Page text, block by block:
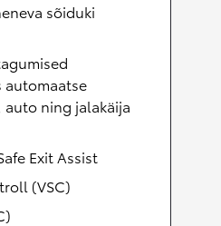
sõiduki
automaatse
ning jalakäija
Exit Assist
(VSC)